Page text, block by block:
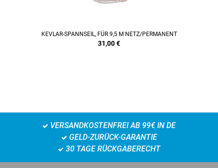
KEVLAR-SPANNSEIL, FÜR 9,5 M NETZ/PERMANENT
31,00€
VERSANDKOSTENFREI AB 99€ IN DE
GELD-ZURÜCK-GARANTIE
30 TAGE RÜCKGABERECHT